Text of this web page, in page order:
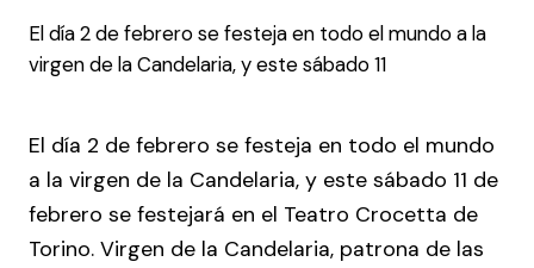
El día 2 de febrero se festeja en todo el mundo a la
virgen de la Candelaria, y este sábado 11
El día 2 de febrero se festeja en todo el mundo
a la virgen de la Candelaria, y este sábado 11 de
febrero se festejará en el Teatro Crocetta de
Torino. Virgen de la Candelaria, patrona de las